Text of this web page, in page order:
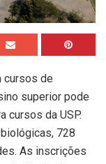
cursos de
superior pode
cursos da USP.
728
As inscrições